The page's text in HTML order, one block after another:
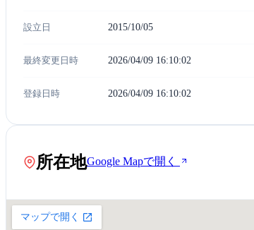
設立日 2015/10/05
最終変更日時 2026/04/09 16:10:02
登録日時 2026/04/09 16:10:02
所在地Google Mapで開く